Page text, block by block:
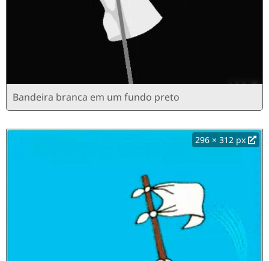
Bandeira branca em um fundo preto
296 × 312 px